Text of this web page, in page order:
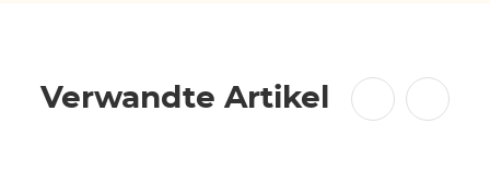
Verwandte Artikel